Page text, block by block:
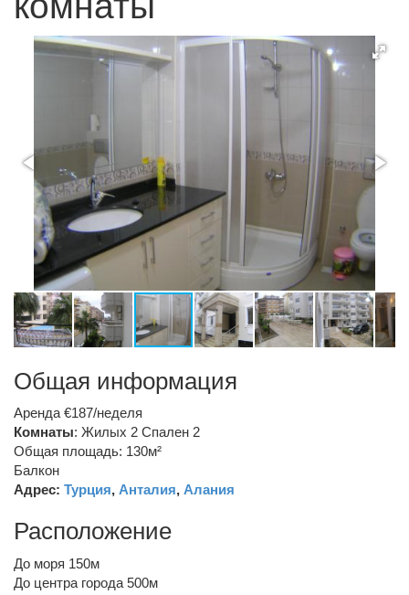
Общая информация
Аренда €187/неделя
Комнаты: Жилых 2 Спален 2
Общая площадь: 130м²
Балкон
Адрес: Турция, Анталия, Алания
Расположение
До моря 150м
До центра города 500м